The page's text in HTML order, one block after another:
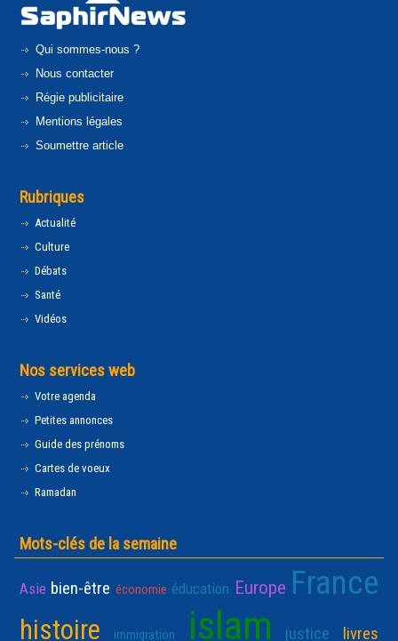
Qui sommes-nous ?
Nous contacter
Régie publicitaire
Mentions légales
Soumettre article
Rubriques
Actualité
Culture
Débats
Santé
Vidéos
Nos services web
Votre agenda
Petites annonces
Guide des prénoms
Cartes de voeux
Ramadan
Mots-clés de la semaine
Asie bien-être économie éducation Europe France
histoire immigration islam justice livres